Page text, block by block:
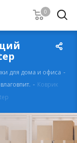
0
для дома и офиса -
- Коврик